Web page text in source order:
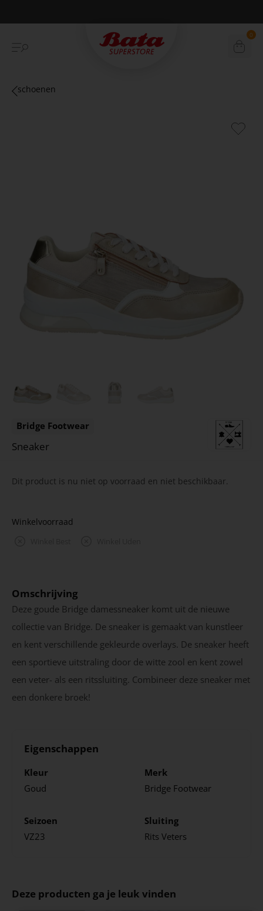
Betaal achteraf met Klarna 0
schoenen
Bridge Footwear
Sneaker
Dit product is nu niet op voorraad en niet beschikbaar.
Winkelvoorraad
Omschrijving
Deze goude Bridge damessneaker komt uit de nieuwe
collectie van Bridge. De sneaker is gemaakt van kunstleer
en kent verschillende gekleurde overlays. De sneaker heeft
een sportieve uitstraling door de witte zool en kent zowel
een veter- als een ritssluiting. Combineer deze sneaker met
een donkere broek!
Eigenschappen
Kleur
Goud
Merk
Bridge Footwear
Seizoen
VZ23
Sluiting
Rits Veters
Deze producten ga je leuk vinden